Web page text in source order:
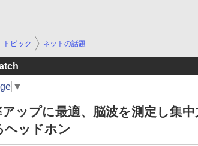
トピック ネットの話題
▼
ップに最適、脳波を測定し集
ヘッドホン